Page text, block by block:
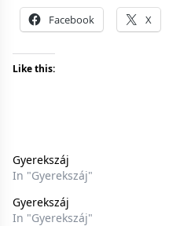
Facebook X
Like this:
Gyerekszáj
In "Gyerekszáj"
Gyerekszáj
In "Gyerekszáj"